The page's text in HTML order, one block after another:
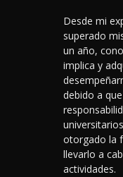
Desde mi
superado
un año,
implica y
debido a
otorgado la
llevarlo a
actividades.